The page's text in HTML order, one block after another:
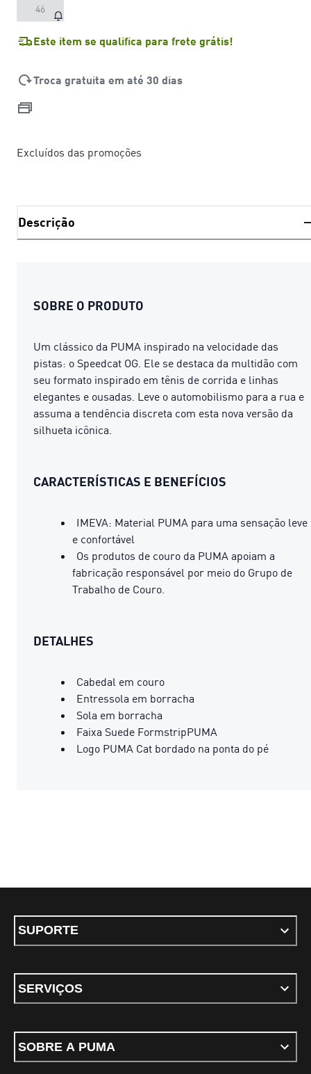
46
Este item se qualifica para frete grátis!
Troca gratuita em até 30 dias
Excluídos das promoções
Descrição
SOBRE O PRODUTO
Um clássico da PUMA inspirado na velocidade das
pistas: o Speedcat OG. Ele se destaca da multidão com
seu formato inspirado em tênis de corrida e linhas
elegantes e ousadas. Leve o automobilismo para a rua e
assuma a tendência discreta com esta nova versão da
silhueta icônica.
CARACTERÍSTICAS E BENEFÍCIOS
IMEVA: Material PUMA para uma sensação leve
e confortável
Os produtos de couro da PUMA apoiam a
fabricação responsável por meio do Grupo de
Trabalho de Couro.
DETALHES
Cabedal em couro
Entressola em borracha
Sola em borracha
Faixa Suede FormstripPUMA
Logo PUMA Cat bordado na ponta do pé
SUPORTE
SERVIÇOS
SOBRE A PUMA